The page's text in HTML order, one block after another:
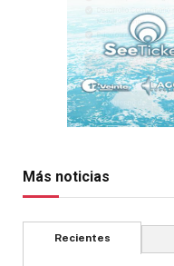
Más noticias
Recientes